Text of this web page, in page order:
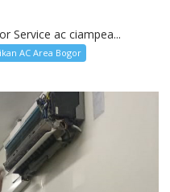
Service ac ciampea...
AC Area Bogor